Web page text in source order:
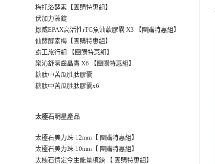
梅托洛酵素【團購特惠組】
伏加力藻錠
挪威EPAX高活性rTG魚油軟膠囊 X3 【團購特惠組】
仙酵酵素梅【團購特惠組】
霸王旅行組 【團購特惠組】
樂沁舒潔齒晶露 X6 【團購特惠組】
糖肽中苦瓜胜肽膠囊
糖肽中苦瓜胜肽膠囊x6
太極石明星產品
太極石美力珠-12mm【 團購特惠組】
太極石美力珠-10mm【 團購特惠組】
太極石情定今生能量項鍊 【 團購特惠組】